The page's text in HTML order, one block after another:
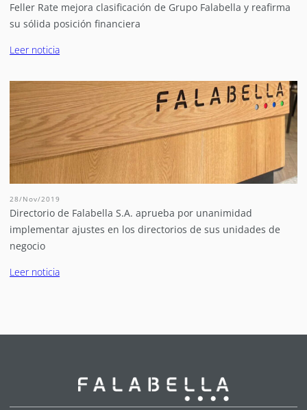
Feller Rate mejora clasificación de Grupo Falabella y reafirma
su sólida posición financiera
Leer noticia
28/Nov/2019
Directorio de Falabella S.A. aprueba por unanimidad
implementar ajustes en los directorios de sus unidades de
negocio
Leer noticia